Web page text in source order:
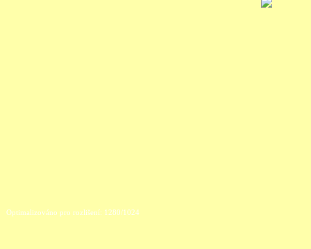
Optimalizováno pro rozlišení: 1280/1024